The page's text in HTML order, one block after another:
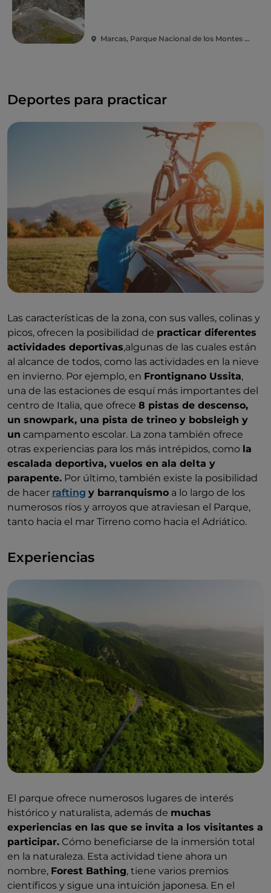
Marcas, Parque Nacional de los Montes Sibilinos
Deportes para practicar
Las características de la zona, con sus valles, colinas y
picos, ofrecen la posibilidad de practicar diferentes
actividades deportivas,algunas de las cuales están
al alcance de todos, como las actividades en la nieve
en invierno. Por ejemplo, en Frontignano Ussita,
una de las estaciones de esquí más importantes del
centro de Italia, que ofrece 8 pistas de descenso,
un snowpark, una pista de trineo y bobsleigh y
un campamento escolar. La zona también ofrece
otras experiencias para los más intrépidos, como la
escalada deportiva, vuelos en ala delta y
parapente. Por último, también existe la posibilidad
de hacer rafting y barranquismo a lo largo de los
numerosos ríos y arroyos que atraviesan el Parque,
tanto hacia el mar Tirreno como hacia el Adriático.
Experiencias
El parque ofrece numerosos lugares de interés
histórico y naturalista, además de muchas
experiencias en las que se invita a los visitantes a
participar. Cómo beneficiarse de la inmersión total
en la naturaleza. Esta actividad tiene ahora un
nombre, Forest Bathing, tiene varios premios
científicos y sigue una intuición japonesa. En el